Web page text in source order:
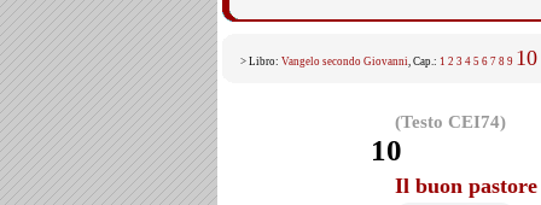
> Libro: Vangelo secondo Giovanni, Cap.: 1 2 3 4 5 6 7 8 9 10
(Testo CEI74)
10
Il buon pastore